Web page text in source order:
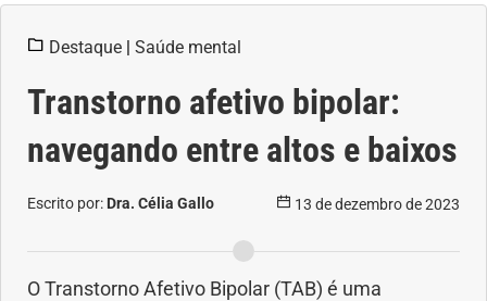
Obesidade
Destaque
Bem estar
Destaque | Saúde mental
Transtorno afetivo bipolar:
navegando entre altos e baixos
Escrito por: Dra. Célia Gallo 13 de dezembro de 2023
O Transtorno Afetivo Bipolar (TAB) é uma